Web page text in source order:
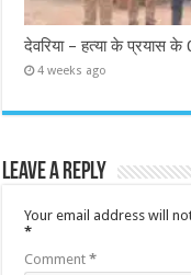
देवरिया – हत्या के प्रयास
4 weeks ago
Leave a Reply
Your email address will
*
Comment*